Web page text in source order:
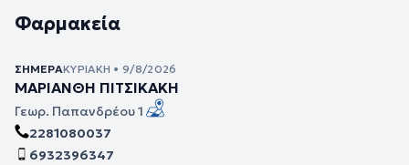
Φαρμακεία
ΣΉΜΕΡΑΚΥΡΙΑΚΉ • 9/8/2026
ΜΑΡΙΑΝΘΗ ΠΙΤΣΙΚΑΚΗ
Γεωρ. Παπανδρέου 1
2281080037
6932396347